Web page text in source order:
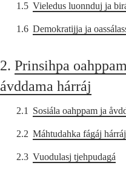
1.5 Vieledus luonnduj ja
1.6 Demokratijja ja
2. Prinsihpa
ávddama hárráj
2.1 Sosiála oahppam ja
2.2 Máhtudahka fágáj hárráj
2.3 Vuodulasj tjehpudagá